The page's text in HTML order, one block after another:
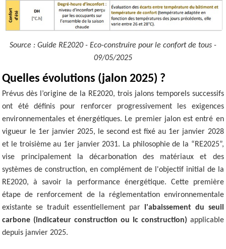
Source : Guide RE2020 - Eco-construire pour le confort de tous -
09/05/2025
Quelles évolutions (jalon 2025) ?
Prévus dès l’origine de la RE2020, trois jalons temporels successifs
ont été définis pour renforcer progressivement les exigences
environnementales et énergétiques. Le premier jalon est entré en
vigueur le 1er janvier 2025, le second est fixé au 1er janvier 2028
et le troisième au 1er janvier 2031. La philosophie de la “RE2025”,
vise principalement la décarbonation des matériaux et des
systèmes de construction, en complément de l'objectif initial de la
RE2020, à savoir la performance énergétique. Cette première
étape de renforcement de la réglementation environnementale
existante se traduit essentiellement par
l'abaissement du seuil
carbone (indicateur construction ou Ic construction) applicable
depuis janvier 2025.